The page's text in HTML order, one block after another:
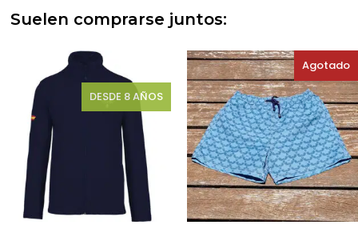
Suelen comprarse juntos:
DESDE 8 AÑOS
Agotado